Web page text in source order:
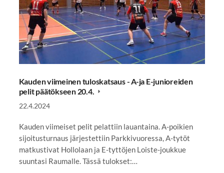
Kauden viimeinen tuloskatsaus - A-ja E-junioreiden
pelit päätökseen 20.4.
22.4.2024
Kauden viimeiset pelit pelattiin lauantaina. A-poikien
sijoitusturnaus järjestettiin Parkkivuoressa, A-tytöt
matkustivat Hollolaan ja E-tyttöjen Loiste-joukkue
suuntasi Raumalle. Tässä tulokset:…